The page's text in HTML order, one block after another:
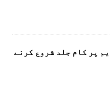
پر کام جلد شروع کرنے